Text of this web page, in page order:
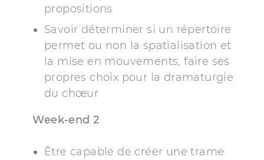
propositions
Savoir déterminer si un répertoire
permet ou non la spatialisation et
la mise en mouvements, faire ses
propres choix pour la dramaturgie
du chœur
Week-end 2
Être capable de créer une trame